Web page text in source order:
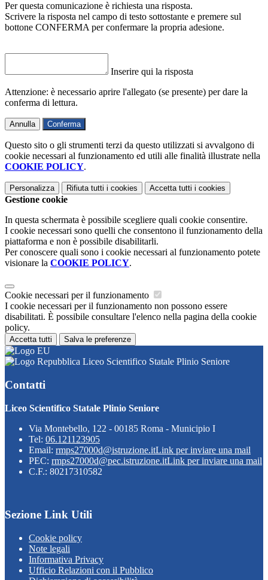
Per questa comunicazione è richiesta una risposta.
Scrivere la risposta nel campo di testo sottostante e premere sul
bottone CONFERMA per confermare la propria adesione.
Inserire qui la risposta
Attenzione: è necessario aprire l'allegato (se presente) per dare la
conferma di lettura.
Annulla Conferma
Questo sito o gli strumenti terzi da questo utilizzati si avvalgono di
cookie necessari al funzionamento ed utili alle finalità illustrate nella
COOKIE POLICY.
Personalizza Rifiuta tutti i cookies Accetta tutti i cookies
Gestione cookie
In questa schermata è possibile scegliere quali cookie consentire.
I cookie necessari sono quelli che consentono il funzionamento della
piattaforma e non è possibile disabilitarli.
Per conoscere quali sono i cookie necessari al funzionamento potete
visionare la COOKIE POLICY.
Cookie necessari per il funzionamento
I cookie necessari per il funzionamento non possono essere
disabilitati. È possibile consultare l'elenco nella pagina della cookie
policy.
Accetta tutti Salva le preferenze
Liceo Scientifico Statale Plinio Seniore
Contatti
Liceo Scientifico Statale Plinio Seniore
Via Montebello, 122 - 00185 Roma - Municipio I
Tel: 06.121123905
Email: rmps27000d@istruzione.itLink per inviare una mail
PEC: rmps27000d@pec.istruzione.itLink per inviare una mail
C.F.: 80217310582
Sezione Link Utili
Cookie policy
Note legali
Informativa Privacy
Ufficio Relazioni con il Pubblico